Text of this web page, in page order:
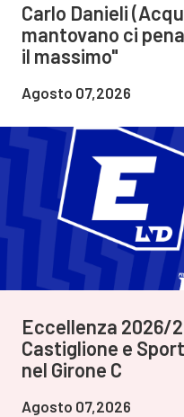
Carlo Danieli
mantovano ci
il massimo"
Agosto 07,2026
Eccellenza 2026/
Castiglione e
nel Girone C
Agosto 07,2026